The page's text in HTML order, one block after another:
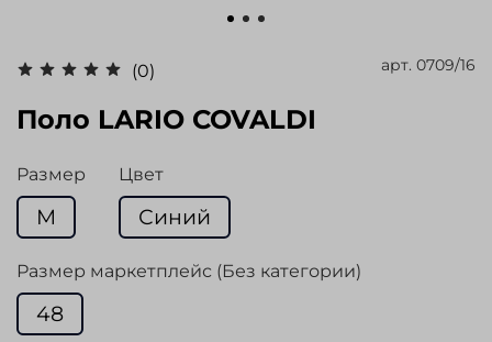
(0) арт. 0709/16
Поло LARIO COVALDI
Размер
M
Цвет
Синий
Размер маркетплейс (Без категории)
48